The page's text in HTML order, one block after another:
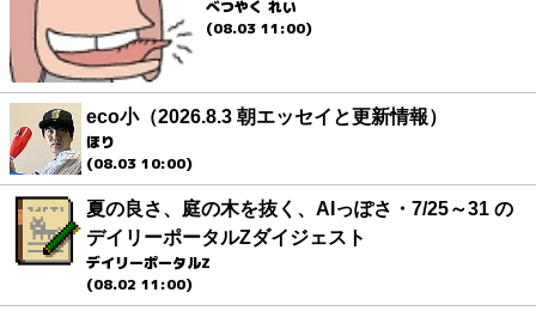
べつやく れい
(08.03 11:00)
eco小（2026.8.3 朝エッセイと更新情報）
ほり
(08.03 10:00)
夏の良さ、庭の木を抜く、AIっぽさ・7/25～31 の
デイリーポータルZダイジェスト
デイリーポータルZ
(08.02 11:00)